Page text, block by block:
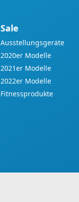
Sale
Ausstellungsgeräte
2020er Modelle
2021er Modelle
2022er Modelle
Fitnessprodukte